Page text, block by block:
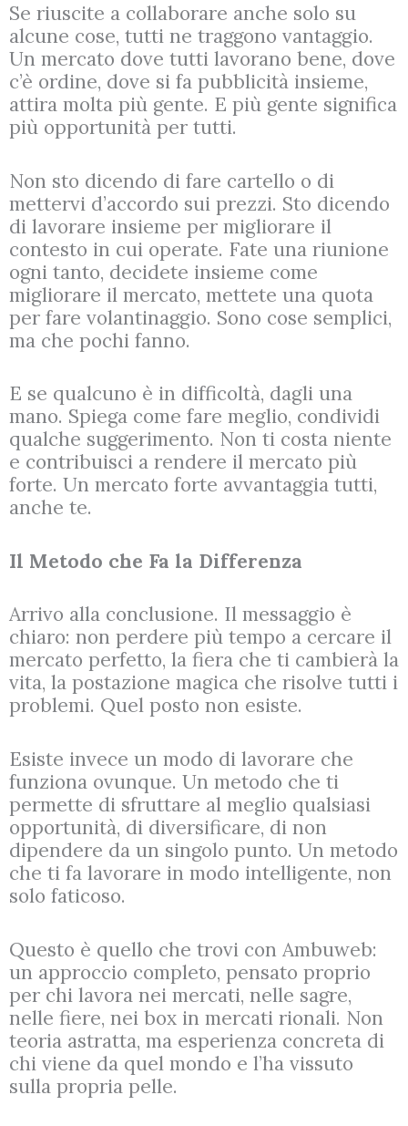
Se riuscite a collaborare anche solo su
alcune cose, tutti ne traggono vantaggio.
Un mercato dove tutti lavorano bene, dove
c’è ordine, dove si fa pubblicità insieme,
attira molta più gente. E più gente significa
più opportunità per tutti.
Non sto dicendo di fare cartello o di
mettervi d’accordo sui prezzi. Sto dicendo
di lavorare insieme per migliorare il
contesto in cui operate. Fate una riunione
ogni tanto, decidete insieme come
migliorare il mercato, mettete una quota
per fare volantinaggio. Sono cose semplici,
ma che pochi fanno.
E se qualcuno è in difficoltà, dagli una
mano. Spiega come fare meglio, condividi
qualche suggerimento. Non ti costa niente
e contribuisci a rendere il mercato più
forte. Un mercato forte avvantaggia tutti,
anche te.
Il Metodo che Fa la Differenza
Arrivo alla conclusione. Il messaggio è
chiaro: non perdere più tempo a cercare il
mercato perfetto, la fiera che ti cambierà la
vita, la postazione magica che risolve tutti i
problemi. Quel posto non esiste.
Esiste invece un modo di lavorare che
funziona ovunque. Un metodo che ti
permette di sfruttare al meglio qualsiasi
opportunità, di diversificare, di non
dipendere da un singolo punto. Un metodo
che ti fa lavorare in modo intelligente, non
solo faticoso.
Questo è quello che trovi con Ambuweb:
un approccio completo, pensato proprio
per chi lavora nei mercati, nelle sagre,
nelle fiere, nei box in mercati rionali. Non
teoria astratta, ma esperienza concreta di
chi viene da quel mondo e l’ha vissuto
sulla propria pelle.